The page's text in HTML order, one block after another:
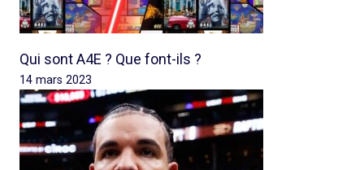
Qui sont A4E ? Que font-ils ?
14 mars 2023